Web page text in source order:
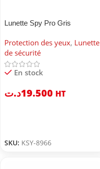
Lunette Spy Pro Gris
Protection des yeux, Lunette
de sécurité
En stock
19.500د.ت HT
SKU: KSY-8966